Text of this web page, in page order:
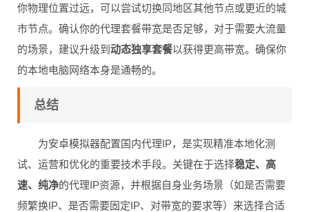
你物理位置过远，可以尝试切换同地区其他节点或更近的城
市节点。确认你的代理套餐带宽是否足够，对于需要大流量
的场景，建议升级到 动态独享套餐以获得更高带宽。确保你
的本地电脑网络本身是通畅的。
总结
为安卓模拟器配置国内代理IP，是实现精准本地化测
试、运营和优化的重要技术手段。关键在于选择稳定、高
速、纯净的代理IP资源，并根据自身业务场景（如是否需要
频繁换IP、是否需要固定IP、对带宽的要求等）来选择合适